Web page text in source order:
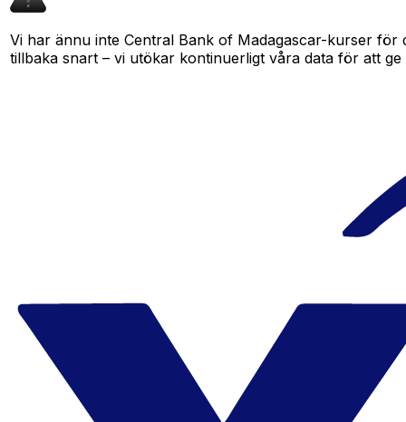
Vi har ännu inte Central Bank of Madagascar-kurser
tillbaka snart – vi utökar kontinuerligt våra data för att